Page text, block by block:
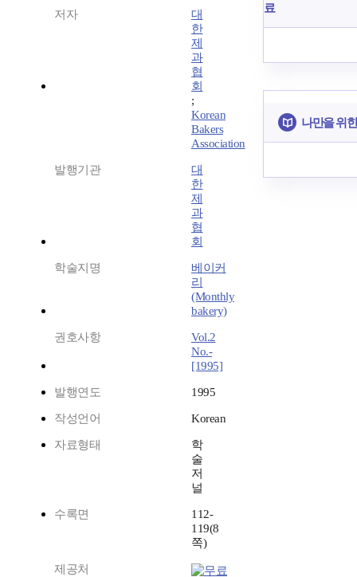
저자
대
한
제
과
협
회
;
Korean
Bakers
Association
발행기관
대
한
제
과
협
회
학술지명
베이커
리
(Monthly
bakery)
권호사항
Vol.2
No.-
[1995]
발행연도 1995
작성언어 Korean
자료형태
학
술
저
널
수록면
112-
119(8
쪽)
제공처
료
나만을 위